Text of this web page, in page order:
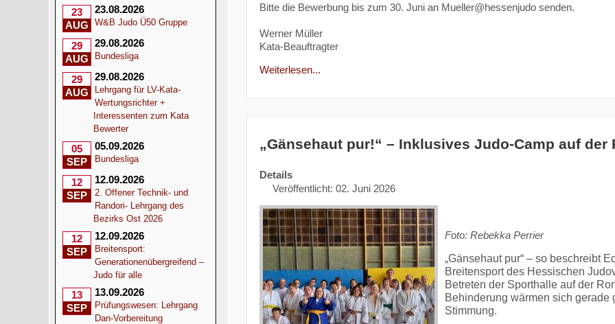
23
AUG
23.08.2026
W&B Judo Ü50 Gruppe
29
AUG
29.08.2026
Bundesliga
29
AUG
29.08.2026
Lehrgang für LV-Kata-
Wertungsrichter +
Interessenten zum Kata
Bewerter
05
SEP
05.09.2026
Bundesliga
12
SEP
12.09.2026
2. Offener Technik- und
Randori- Lehrgang des
Bezirks Ost 2026
12
SEP
12.09.2026
Breitensport:
Generationenübergreifend –
Judo für alle
13
SEP
13.09.2026
Prüfungswesen: Lehrgang
Dan-Vorbereitung
Bitte die Bewerbung bis zum 30. Juni an Mueller@hessenjudo senden.
Werner Müller
Kata-Beauftragter
Weiterlesen...
„Gänsehaut pur!“ – Inklusives Judo-Camp auf der
Details
Veröffentlicht: 02. Juni 2026
Foto: Rebekka Perrier
„Gänsehaut pur“ – so beschreibt
Breitensport des Hessischen
Betreten der Sporthalle auf der
Behinderung wärmen sich
Stimmung.